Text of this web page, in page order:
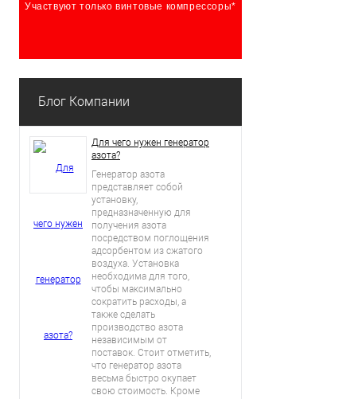
Участвуют только винтовые компрессоры*
Блог Компании
Для чего нужен генератор
азота?
Генератор азота
представляет собой
установку,
предназначенную для
получения азота
посредством поглощения
адсорбентом из сжатого
воздуха. Установка
необходима для того,
чтобы максимально
сократить расходы, а
также сделать
производство азота
независимым от
поставок. Стоит отметить,
что генератор азота
весьма быстро окупает
свою стоимость. Кроме